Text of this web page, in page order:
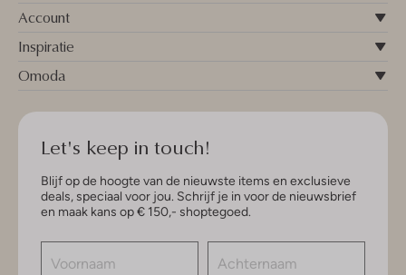
Account
Inspiratie
Omoda
Let's keep in touch!
Blijf op de hoogte van de nieuwste items en exclusieve
deals, speciaal voor jou. Schrijf je in voor de nieuwsbrief
en maak kans op € 150,- shoptegoed.